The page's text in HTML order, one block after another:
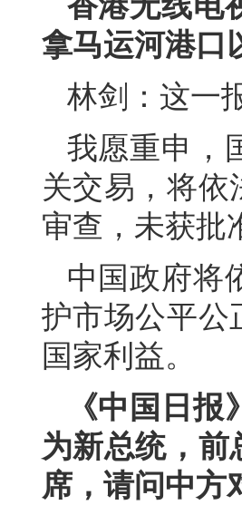
拿马运河港口
林剑：这一
我愿重申，
关交易，将依
审查，未获批
中国政府将
护市场公平公
国家利益。
《中国日
为新总统，前
席，请问中方